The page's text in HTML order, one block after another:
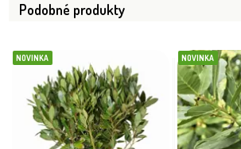
Dostupnosť:
Podobné produkty
NOVINKA NOVINKA